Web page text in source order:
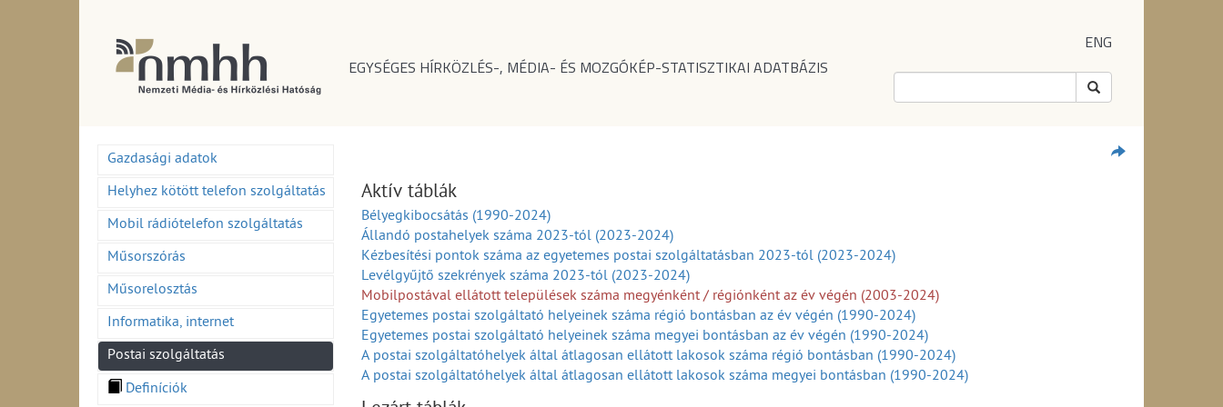
EGYSÉGES HÍRKÖZLÉS-, MÉDIA- ÉS MOZGÓKÉP-STATISZTIKAI ADATBÁZIS
ENG
Gazdasági adatok
Helyhez kötött telefon szolgáltatás
Mobil rádiótelefon szolgáltatás
Műsorszórás
Műsorelosztás
Informatika, internet
Postai szolgáltatás
Definíciók
Aktív táblák
Bélyegkibocsátás (1990-2024)
Állandó postahelyek száma 2023-tól (2023-2024)
Kézbesítési pontok száma az egyetemes postai szolgáltatásban 2023-tól (2023-2024)
Levélgyűjtő szekrények száma 2023-tól (2023-2024)
Mobilpostával ellátott települések száma megyénként / régiónként az év végén (2003-2024)
Egyetemes postai szolgáltató helyeinek száma régió bontásban az év végén (1990-2024)
Egyetemes postai szolgáltató helyeinek száma megyei bontásban az év végén (1990-2024)
A postai szolgáltatóhelyek által átlagosan ellátott lakosok száma régió bontásban (1990-2024)
A postai szolgáltatóhelyek által átlagosan ellátott lakosok száma megyei bontásban (1990-2024)
Mobil postajáratok száma megyénként / régiónként az év végén (2003-2024)